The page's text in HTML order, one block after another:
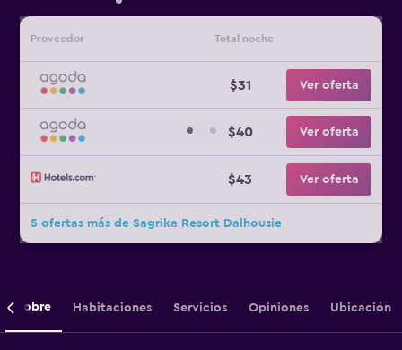
Proveedor Total noche
$31 Ver oferta
$40 Ver oferta
$43 Ver oferta
5 ofertas más de Sagrika Resort Dalhousie
Sobre Habitaciones Servicios Opiniones Ubicación